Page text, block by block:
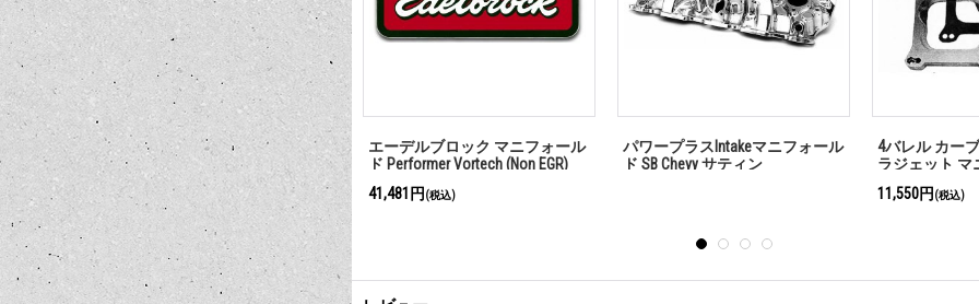
フォール
4バレル カーブレター to クアド
ラジェット マニフォールド（ベ
ース）
11,550円 (税込)
パワープラスIntakeマニフォール
ド SB Chevy 180゜ポリッシュ
パワープラスIntakeマニフォール
ド SB Chevy 180゜サティン
パワープラス
ド SB d 180゜
46,200円 (税込)